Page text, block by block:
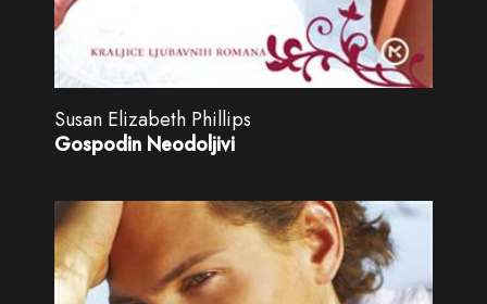
Susan Elizabeth Phillips
Gospodin Neodoljivi